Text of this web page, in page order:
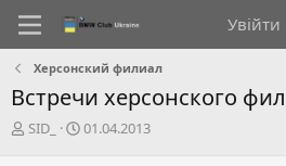
Увійти
Херсонский филиал
Встречи херсонского
А
SID_
Д
01.04.2013